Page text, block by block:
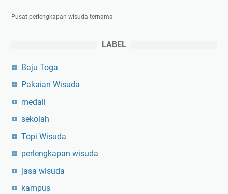
Pusat perlengkapan wisuda ternama
LABEL
Baju Toga
Pakaian Wisuda
medali
sekolah
Topi Wisuda
perlengkapan wisuda
jasa wisuda
kampus